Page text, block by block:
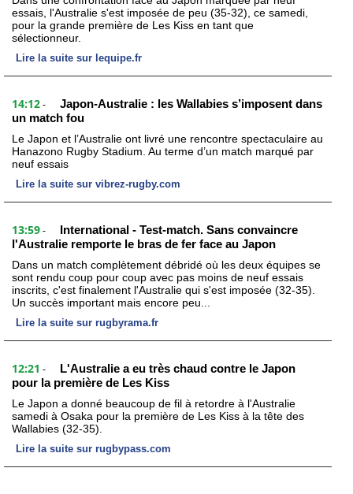
essais, l'Australie s'est imposée de peu (35-32), ce samedi,
pour la grande première de Les Kiss en tant que
sélectionneur.
Lire la suite sur lequipe.fr
14:12 -
Japon-Australie : les Wallabies s’imposent dans
un match fou
Le Japon et l’Australie ont livré une rencontre spectaculaire au
Hanazono Rugby Stadium. Au terme d’un match marqué par
neuf essais
Lire la suite sur vibrez-rugby.com
13:59 -
International - Test-match. Sans convaincre
l'Australie remporte le bras de fer face au Japon
Dans un match complètement débridé où les deux équipes se
sont rendu coup pour coup avec pas moins de neuf essais
inscrits, c'est finalement l'Australie qui s'est imposée (32-35).
Un succès important mais encore peu...
Lire la suite sur rugbyrama.fr
12:21 -
L'Australie a eu très chaud contre le Japon
pour la première de Les Kiss
Le Japon a donné beaucoup de fil à retordre à l'Australie
samedi à Osaka pour la première de Les Kiss à la tête des
Wallabies (32-35).
Lire la suite sur rugbypass.com